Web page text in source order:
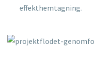
effekthemtagning.